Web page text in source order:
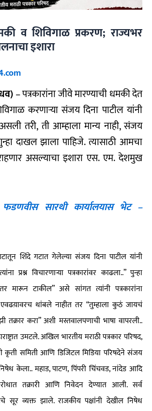
व शिविगाळ प्रकरण; राज्यभर
इशारा
– पत्रकारांना जीवे मारण्याची धमकी देत
करणाऱ्या संजय दिना पाटील यांनी
तरी, ती आम्हाला मान्य नाही, संजय
दाखल झाला पाहिजे. त्यासाठी आमचा
असल्याचा इशारा एस. एम. देशमुख
फडणवीस सारथी कार्यालयास भेट –
शिंदे गटात गेलेल्या संजय दिना पाटील यांनी
प्रश्न विचारणाऱ्या पत्रकारांवर काढला..” पुन्हा
मारून टाकील” असे सांगत त्यांनी पत्रकारांना
थांबले नाहीत तर “तुम्हाला कुठं जायचं
करा” अशी मस्तवालपणाची भाषा वापरली..
उमटले. अखिल भारतीय मराठी पत्रकार परिषद,
कृती समिती आणि डिजिटल मिडिया परिषदेने संजय
केला.. महाड, पाटण, पिंपरी चिंचवड, नांदेड आदि
तक्रारी आणि निवेदन देण्यात आली. सर्व
सूर व्यक्त झाले. राजकीय पक्षांनी देखील निषेध